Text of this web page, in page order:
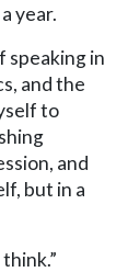
year.
speaking in
and the
to
and
but in a